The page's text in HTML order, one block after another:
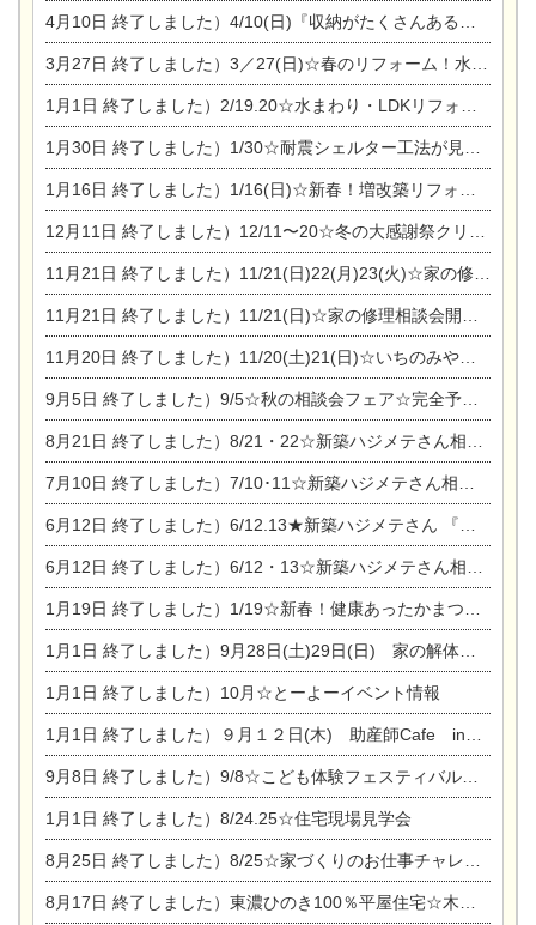
4月10日 終了しました）4/10(日)『収納がたくさんあるおうち現場見学会』
3月27日 終了しました）3／27(日)☆春のリフォーム！水まわりLDKリフォーム相談会&今がチャンス！エアコン相談会
1月1日 終了しました）2/19.20☆水まわり・LDKリフォーム相談会＆エアコン相談会
1月30日 終了しました）1/30☆耐震シェルター工法が見れる完成見学会
1月16日 終了しました）1/16(日)☆新春！増改築リフォーム&家の修理まつり
12月11日 終了しました）12/11〜20☆冬の大感謝祭クリスマス相談会開催
11月21日 終了しました）11/21(日)22(月)23(火)☆家の修理まつり＆増改築リフォーム相談会
11月21日 終了しました）11/21(日)☆家の修理相談会開催 in 扶桑オークビレッジ
11月20日 終了しました）11/20(土)21(日)☆いちのみや逸品市に出店します【ひのきのバラ販売】
9月5日 終了しました）9/5☆秋の相談会フェア☆完全予約制
8月21日 終了しました）8/21・22☆新築ハジメテさん相談会 『集まれ！農地に家を建てたい人！』
7月10日 終了しました）7/10･11☆新築ハジメテさん相談会 『集まれ！農地に家を建てたい人！』完全予約制
6月12日 終了しました）6/12.13★新築ハジメテさん 『木の家 現場体感見学会』
6月12日 終了しました）6/12・13☆新築ハジメテさん相談会『今ある土地に家を建てる際の注意点』
1月19日 終了しました）1/19☆新春！健康あったかまつり＆増改築リフォームまつり
1月1日 終了しました）9月28日(土)29日(日) 家の解体なんでも相談会
1月1日 終了しました）10月☆とーよーイベント情報
1月1日 終了しました）９月１２日(木) 助産師Cafe in東陽住建
9月8日 終了しました）9/8☆こども体験フェスティバル☆一宮市民会館
1月1日 終了しました）8/24.25☆住宅現場見学会
8月25日 終了しました）8/25☆家づくりのお仕事チャレンジ
8月17日 終了しました）東濃ひのき100％平屋住宅☆木の家完成見学会